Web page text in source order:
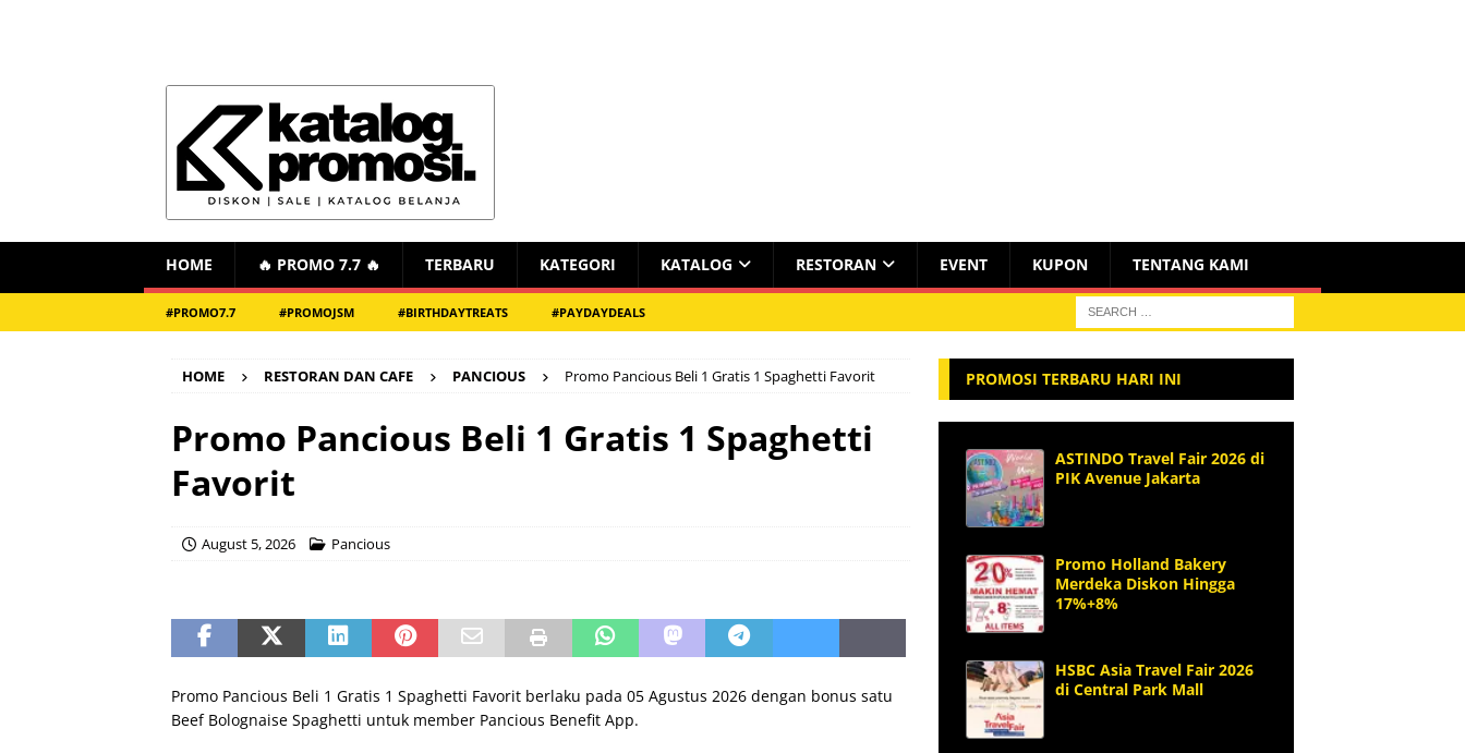
HOME 🔥 PROMO 7.7 🔥 TERBARU KATEGORI KATALOG RESTORAN EVENT KUPON TENTANG KAMI
#PROMO7.7 #PROMOJSM #BIRTHDAYTREATS #PAYDAYDEALS
HOME RESTORAN DAN CAFE PANCIOUS Promo Pancious Beli 1 Gratis 1 Spaghetti Favorit
Promo Pancious Beli 1 Gratis 1 Spaghetti
Favorit
August 5, 2026 Pancious
Promo Pancious Beli 1 Gratis 1 Spaghetti Favorit berlaku pada 05 Agustus 2026 dengan bonus satu
Beef Bolognaise Spaghetti untuk member Pancious Benefit App.
PROMOSI TERBARU HARI INI
ASTINDO Travel Fair 2026 di
PIK Avenue Jakarta
Promo Holland Bakery
Merdeka Diskon Hingga
17%+8%
HSBC Asia Travel Fair 2026
di Central Park Mall